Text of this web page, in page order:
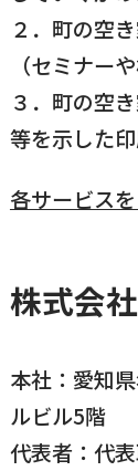
２．町の空
（セミナー
３．町の空
等を示した
各サービス
株式会
本社：愛知
ルビル5階
代表者：代